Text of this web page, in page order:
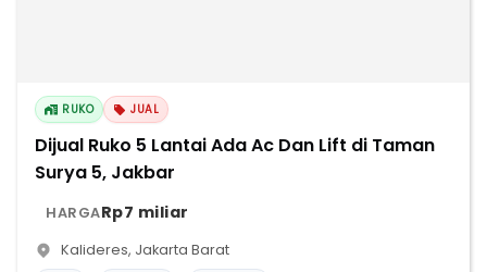
RUKO JUAL
Dijual Ruko 5 Lantai Ada Ac Dan Lift di Taman
Surya 5, Jakbar
HARGARp7 miliar
Kalideres, Jakarta Barat